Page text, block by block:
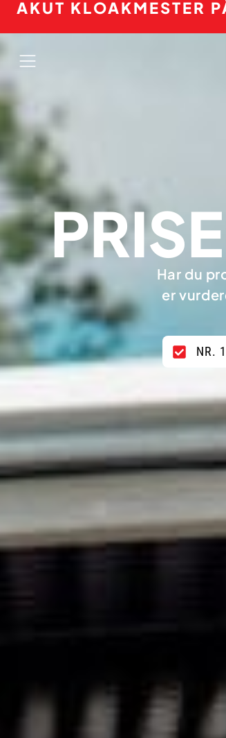
AKUT KLOAKMESTER
Har du
er
NR.